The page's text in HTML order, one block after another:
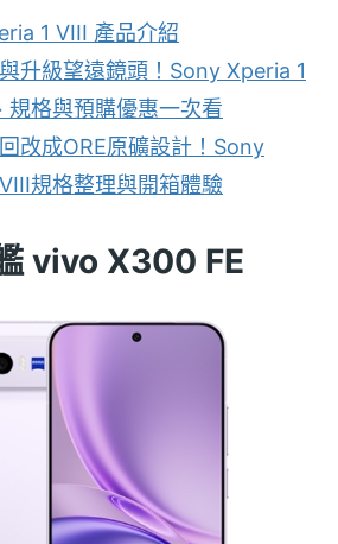
1 VIII 產品介紹
升級望遠鏡頭！Sony Xperia 1
規格與預購優惠一次看
改成ORE原礦設計！Sony
規格整理與開箱體驗
vivo X300 FE